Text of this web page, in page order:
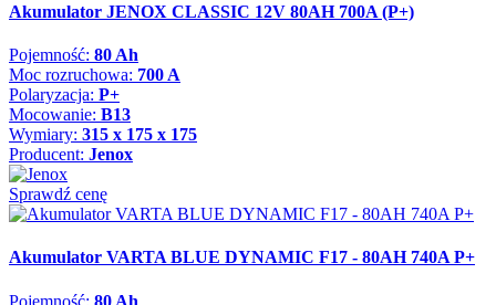
Akumulator JENOX CLASSIC 12V 80AH 700A (P+)
Pojemność: 80 Ah
Moc rozruchowa: 700 A
Polaryzacja: P+
Mocowanie: B13
Wymiary: 315 x 175 x 175
Producent: Jenox
Sprawdź cenę
Akumulator VARTA BLUE DYNAMIC F17 - 80AH 740A P+
Pojemność: 80 Ah